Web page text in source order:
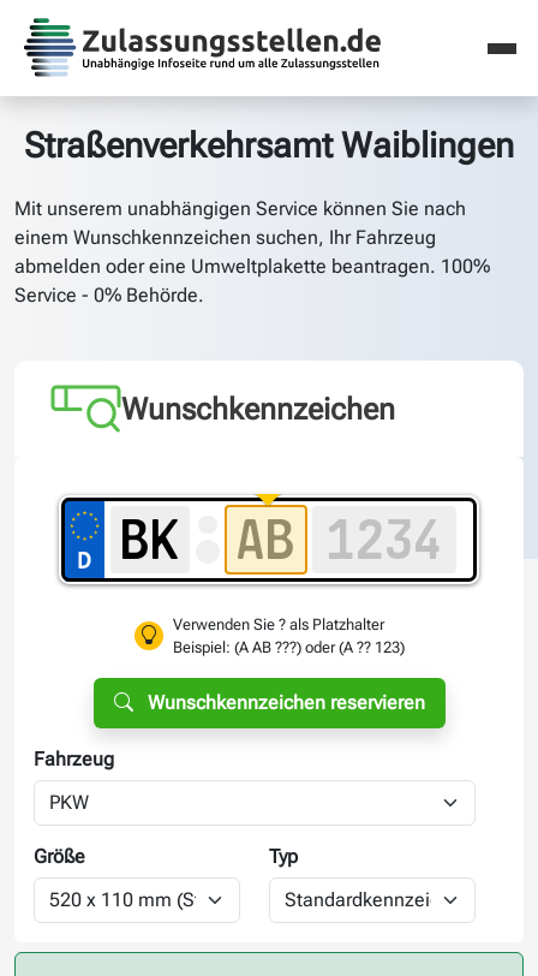
Straßenverkehrsamt Waiblingen
Mit unserem unabhängigen Service können Sie nach
einem Wunschkennzeichen suchen, Ihr Fahrzeug
abmelden oder eine Umweltplakette beantragen. 100%
Service - 0% Behörde.
Wunschkennzeichen
Verwenden Sie ? als Platzhalter
Beispiel: (A AB ???) oder (A ?? 123)
Wunschkennzeichen reservieren
Fahrzeug
Größe Typ